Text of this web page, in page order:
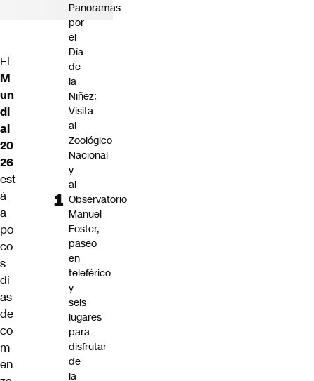
El
M
un
di
al
20
26
est
á
a
po
co
s
dí
as
de
co
m
en
Panoramas
por
el
Día
de
la
Niñez:
Visita
al
Zoológico
Nacional
y
al
Observatorio
Manuel
Foster,
paseo
en
teleférico
y
seis
lugares
para
disfrutar
de
la